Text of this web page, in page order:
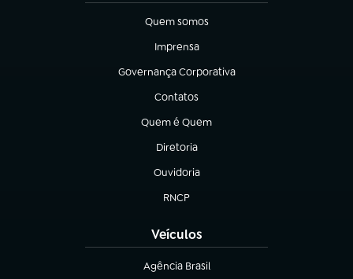
Quem somos
(abre em nova aba)
Imprensa
(abre em nova aba)
Governança Corporativa
(abre em nova aba)
Contatos
(abre em nova aba)
Quem é Quem
(abre em nova aba)
Diretoria
(abre em nova aba)
Ouvidoria
(abre em nova aba)
RNCP
(abre em nova aba)
Veículos
Agência Brasil
(abre em nova aba)